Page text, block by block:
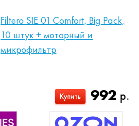
Filtero SIE 01 Comfort, Big Pack,
10 штук + моторный и
микрофильтр
992 р.
Купить